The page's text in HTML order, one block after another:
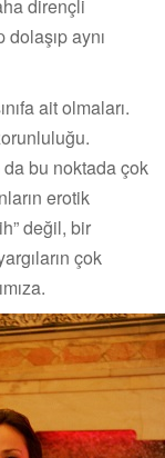
dirençli
aynı
ait olmaları.
bu noktada çok
erotik
değil, bir
çok